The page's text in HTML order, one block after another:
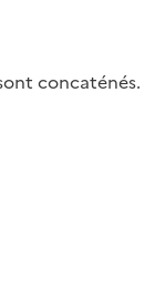
concaténés.